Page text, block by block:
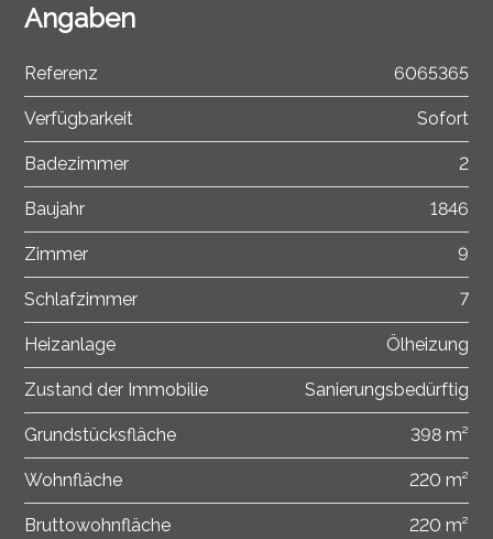
Angaben
Referenz 6065365
Verfügbarkeit Sofort
Badezimmer 2
Baujahr 1846
Zimmer 9
Schlafzimmer 7
Heizanlage Ölheizung
Zustand der Immobilie Sanierungsbedürftig
Grundstücksfläche 398 m²
Wohnfläche 220 m²
Bruttowohnfläche 220 m²